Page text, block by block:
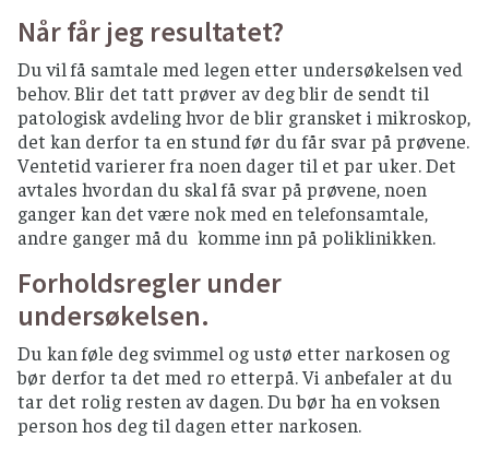
Når får jeg resultatet?
Du vil få samtale med legen etter undersøkelsen ved
behov. Blir det tatt prøver av deg blir de sendt til
patologisk avdeling hvor de blir gransket i mikroskop,
det kan derfor ta en stund før du får svar på prøvene.
Ventetid varierer fra noen dager til et par uker. Det
avtales hvordan du skal få svar på prøvene, noen
ganger kan det være nok med en telefonsamtale,
andre ganger må du komme inn på poliklinikken.
Forholdsregler under
undersøkelsen.
Du kan føle deg svimmel og ustø etter narkosen og
bør derfor ta det med ro etterpå. Vi anbefaler at du
tar det rolig resten av dagen. Du bør ha en voksen
person hos deg til dagen etter narkosen.